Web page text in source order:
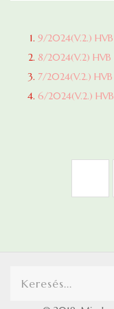
9/2024(V.2.)
8/2024(V.2)
7/2024(V.2.)
6/2024(V.2.)